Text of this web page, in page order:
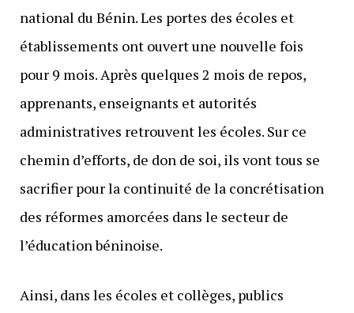
national du Bénin. Les portes des écoles et
établissements ont ouvert une nouvelle fois
pour 9 mois. Après quelques 2 mois de repos,
apprenants, enseignants et autorités
administratives retrouvent les écoles. Sur ce
chemin d’efforts, de don de soi, ils vont tous se
sacrifier pour la continuité de la concrétisation
des réformes amorcées dans le secteur de
l’éducation béninoise.
Ainsi, dans les écoles et collèges, publics